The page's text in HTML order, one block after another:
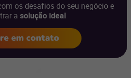
os desafios do seu negócio e
a solução ideal
em contato